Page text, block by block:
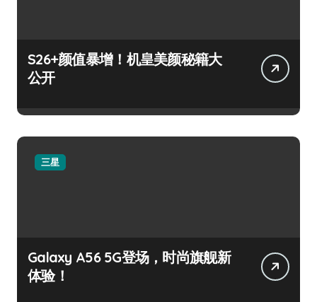
S26+颜值暴增！机皇美颜秘籍大
公开
三星
Galaxy A56 5G登场，时尚旗舰新
体验！